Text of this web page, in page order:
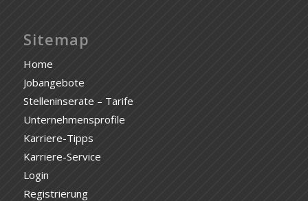
Sitemap
Home
Jobangebote
Stelleninserate – Tarife
Unternehmensprofile
Karriere-Tipps
Karriere-Service
Login
Registrierung